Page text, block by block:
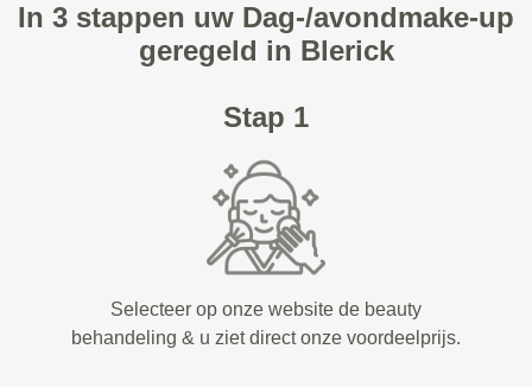
In 3 stappen uw Dag-/avondmake-up
geregeld in Blerick
Stap 1
Selecteer op onze website de beauty
behandeling & u ziet direct onze voordeelprijs.